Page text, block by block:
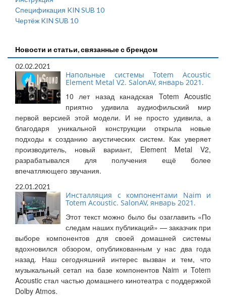
Спецификация KIN SUB 10
Чертёж KIN SUB 10
Новости и статьи, связанные с брендом
02.02.2021
Напольные системы Totem Acoustic
Element Metal V2. SalonAV, январь 2021.
10 лет назад канадская Totem Acoustic
приятно удивила аудиофильский мир
первой версией этой модели. И не просто удивила, а
благодаря уникальной конструкции открыла новые
подходы к созданию акустических систем. Как уверяет
производитель, новый вариант, Element Metal V2,
разрабатывался для получения ещё более
впечатляющего звучания.
22.01.2021
Инсталляция с компонентами Naim и
Totem Acoustic. SalonAV, январь 2021.
Этот текст можно было бы озаглавить «По
следам наших публикаций» — заказчик при
выборе компонентов для своей домашней системы
вдохновился обзором, опубликованным у нас два года
назад. Наш сегодняшний интерес вызван и тем, что
музыкальный сетап на базе компонентов Naim и Totem
Acoustic стал частью домашнего кинотеатра с поддержкой
Dolby Atmos.